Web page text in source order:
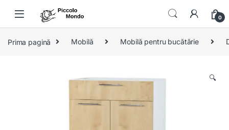
0
Prima pagină Mobilă Mobilă pentru bucătărie
🔍